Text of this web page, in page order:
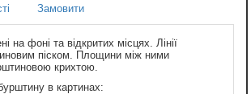
Замовити
на фоні та відкритих місцях. Лінії
піском. Площини між ними
крихтою.
в картинах: